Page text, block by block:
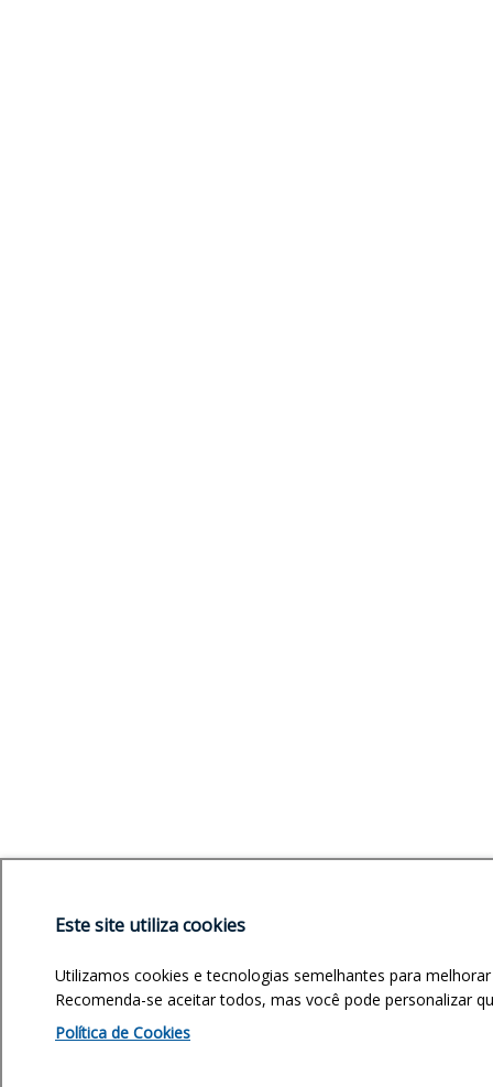
Este site utiliza cookies
Utilizamos cookies e tecnologias semelhantes para
Recomenda-se aceitar todos, mas você pode personalizar
Política de Cookies